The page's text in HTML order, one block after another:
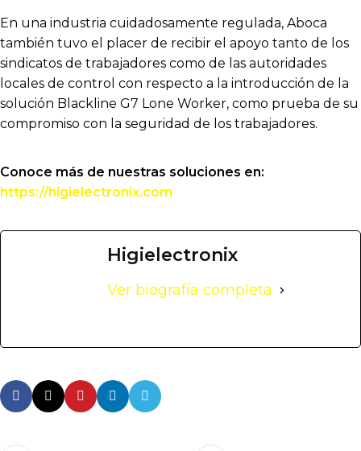
En una industria cuidadosamente regulada, Aboca
también tuvo el placer de recibir el apoyo tanto de los
sindicatos de trabajadores como de las autoridades
locales de control con respecto a la introducción de la
solución Blackline G7 Lone Worker, como prueba de su
compromiso con la seguridad de los trabajadores.
Conoce más de nuestras soluciones en:
https://higielectronix.com
Higielectronix
Ver biografía completa